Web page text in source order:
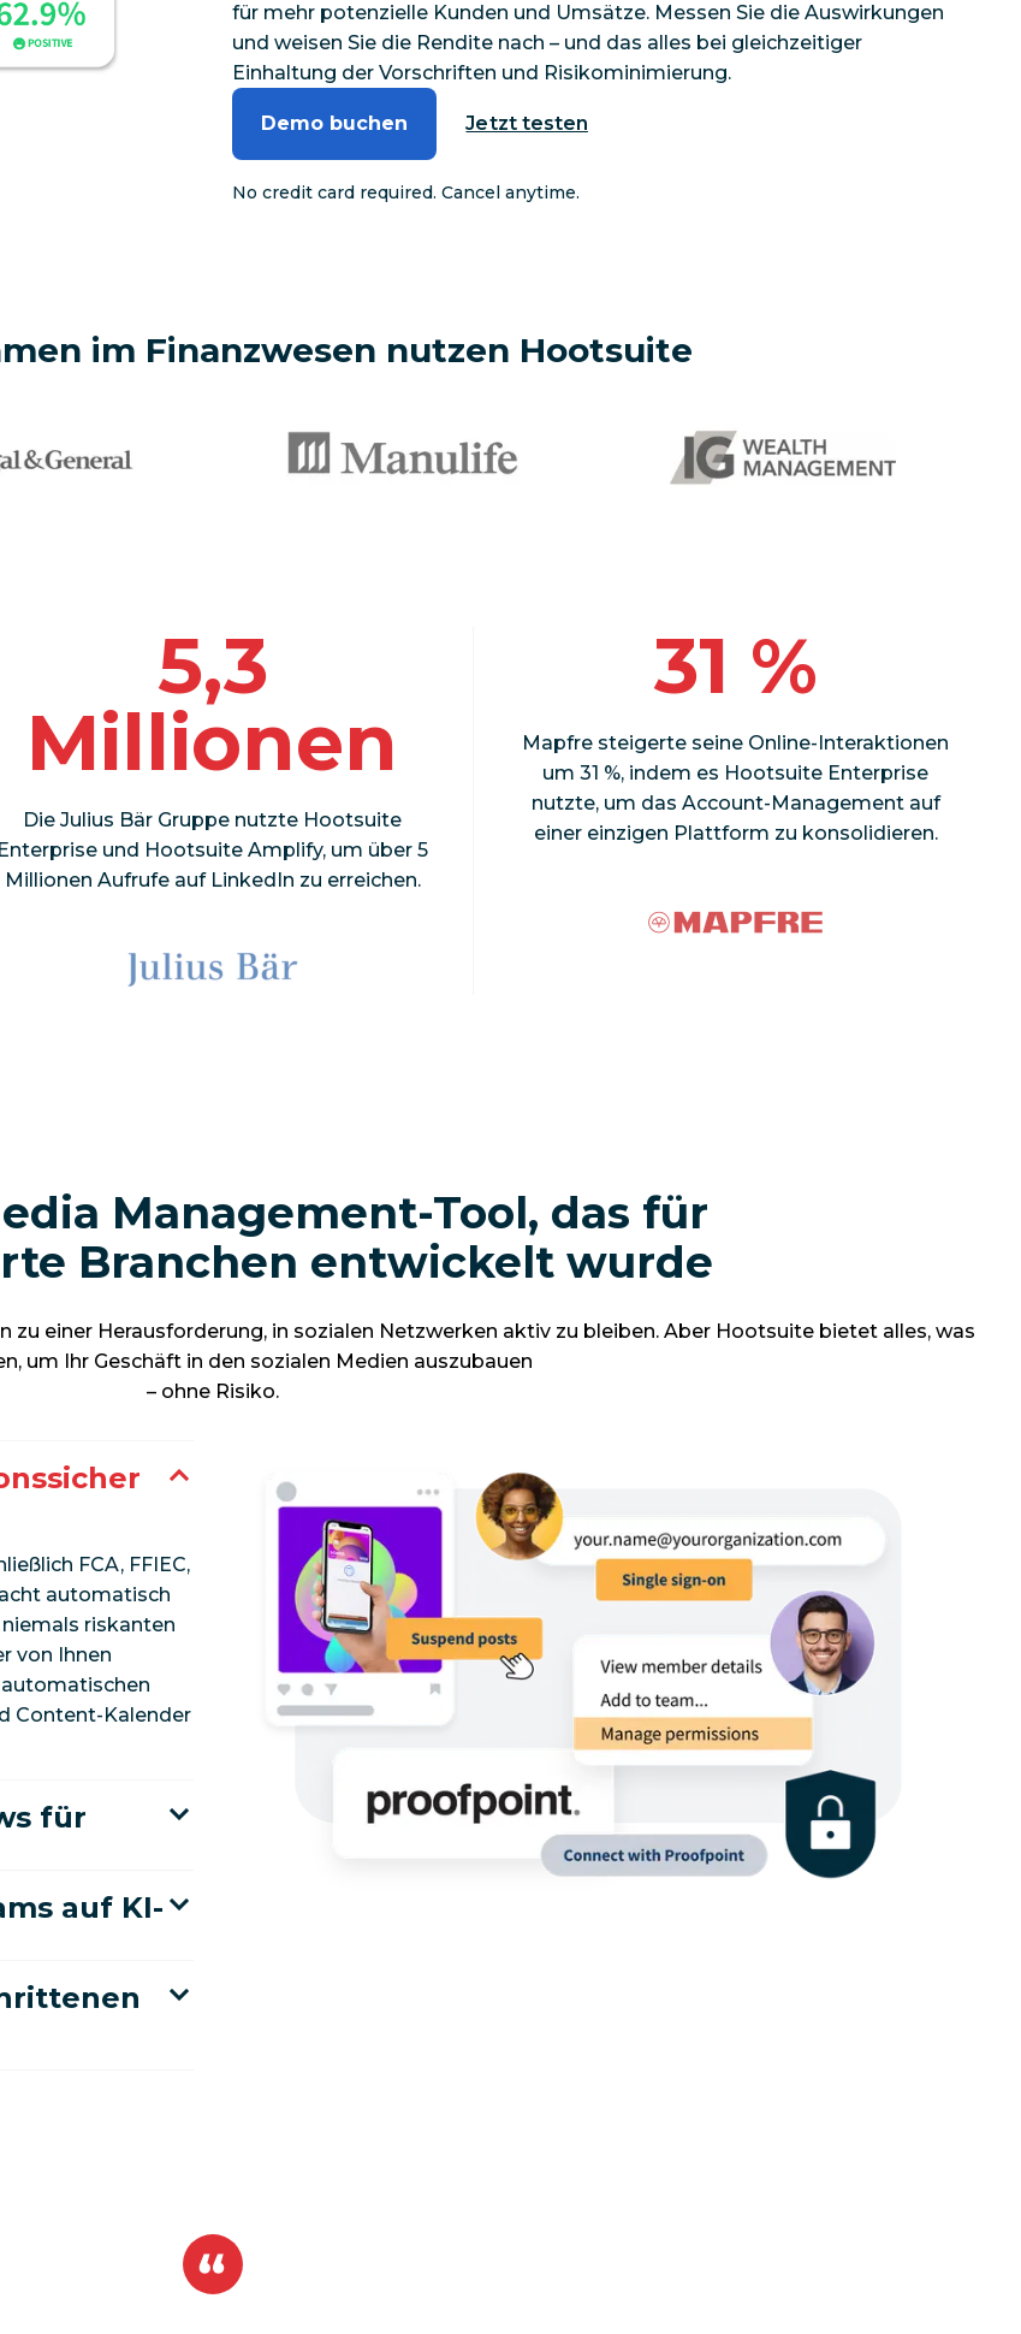
für mehr potenzielle Kunden und Umsätze. Messen Sie die Auswirkungen
und weisen Sie die Rendite nach – und das alles bei gleichzeitiger
Einhaltung der Vorschriften und Risikominimierung.
Demo buchen Jetzt testen
No credit card required. Cancel anytime.
im Finanzwesen nutzen Hootsuite
5,3
Millionen
Die Julius Bär Gruppe nutzte Hootsuite
Enterprise und Hootsuite Amplify, um über 5
Millionen Aufrufe auf LinkedIn zu erreichen.
31 %
Mapfre steigerte seine Online-Interaktionen
um 31 %, indem es Hootsuite Enterprise
nutzte, um das Account-Management auf
einer einzigen Plattform zu konsolidieren.
Management-Tool, das für
Branchen entwickelt wurde
zu einer Herausforderung, in sozialen Netzwerken aktiv zu bleiben. Aber Hootsuite bietet alles, was
um Ihr Geschäft in den sozialen Medien auszubauen
– ohne Risiko.
FCA, FFIEC,
automatisch
riskanten
von Ihnen
Content-Kalender
für
auf KI-